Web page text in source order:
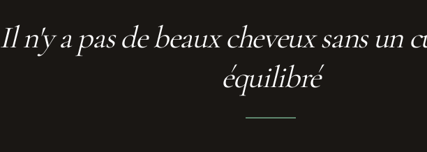
Il n'y a pas de beaux cheveux sans un
équilibré